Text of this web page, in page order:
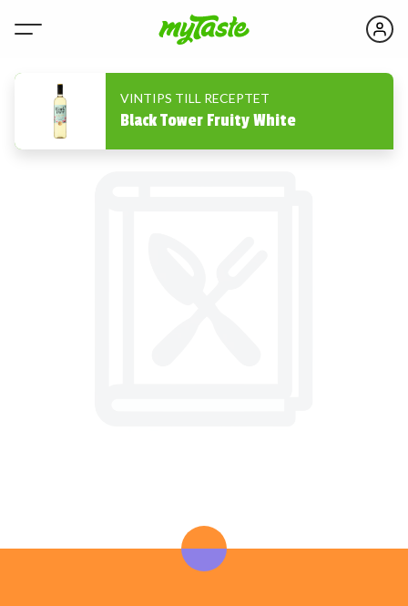
VINTIPS TILL RECEPTET
Black Tower Fruity White